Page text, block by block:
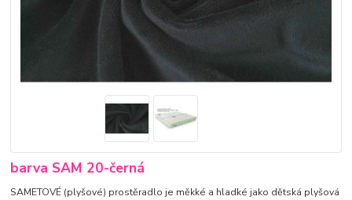
barva SAM 20-černá
SAMETOVÉ (plyšové) prostěradlo je měkké a hladké jako dětská plyšová